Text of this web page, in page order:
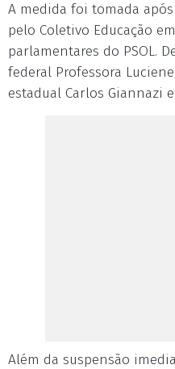
A medida foi tomada
pelo Coletivo Educação
parlamentares do PSOL.
federal Professora
estadual Carlos Giannazi
Além da suspensão